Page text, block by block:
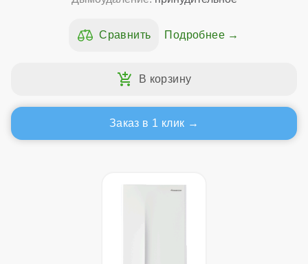
Подробнее
Заказ в 1 клик